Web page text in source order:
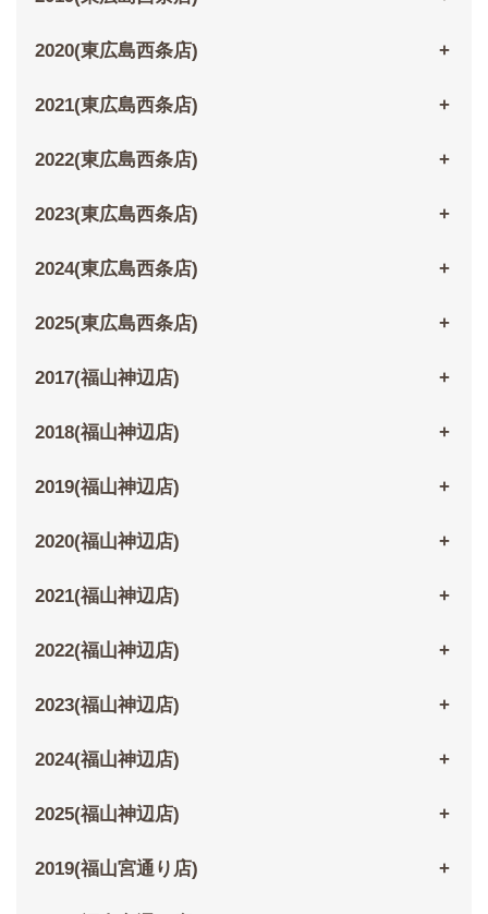
2020(東広島西条店)
2021(東広島西条店)
2022(東広島西条店)
2023(東広島西条店)
2024(東広島西条店)
2025(東広島西条店)
2017(福山神辺店)
2018(福山神辺店)
2019(福山神辺店)
2020(福山神辺店)
2021(福山神辺店)
2022(福山神辺店)
2023(福山神辺店)
2024(福山神辺店)
2025(福山神辺店)
2019(福山宮通り店)